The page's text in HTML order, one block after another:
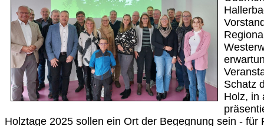
Schatz
Holz, in
Holztage 2025 sollen ein Ort der Begegnung sein - für